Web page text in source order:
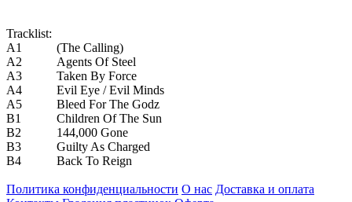
Tracklist:
A1
(The Calling)
A2
Agents Of Steel
A3
Taken By Force
A4
Evil Eye / Evil Minds
A5
Bleed For The Godz
B1
Children Of The Sun
B2
144,000 Gone
B3
Guilty As Charged
B4
Back To Reign
Политика конфиденциальности О нас Доставка и оплата